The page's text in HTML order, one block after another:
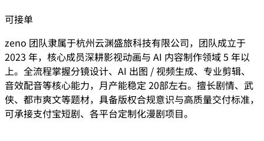
可接单
zeno 团队隶属于杭州云渊盛旅科技有限公司，团队成立于
2023 年，核心成员深耕影视动画与 AI 内容制作领域 5 年以
上。全流程掌握分镜设计、AI 出图 / 视频生成、专业剪辑、
音效配音等核心能力，月产能稳定 20部左右。擅长剧情、武
侠、都市爽文等题材，具备版权合规意识与高质量交付标准，
可承接支付宝短剧、各平台定制化漫剧项目。